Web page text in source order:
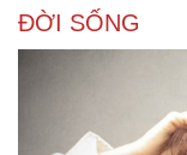
ĐỜI SỐNG